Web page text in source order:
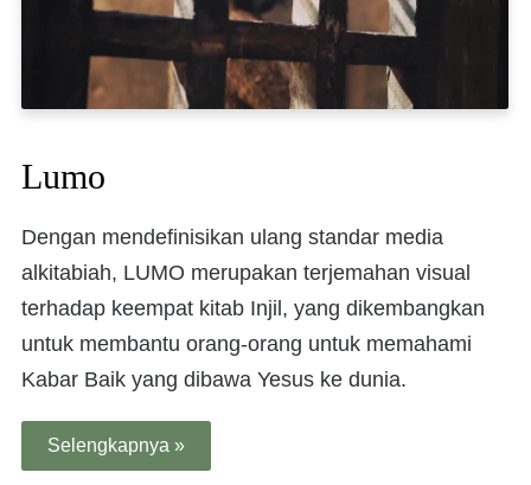
Lumo
Dengan mendefinisikan ulang standar media
alkitabiah, LUMO merupakan terjemahan visual
terhadap keempat kitab Injil, yang dikembangkan
untuk membantu orang-orang untuk memahami
Kabar Baik yang dibawa Yesus ke dunia.
Selengkapnya »